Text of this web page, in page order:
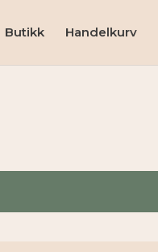
Butikk Handelkurv